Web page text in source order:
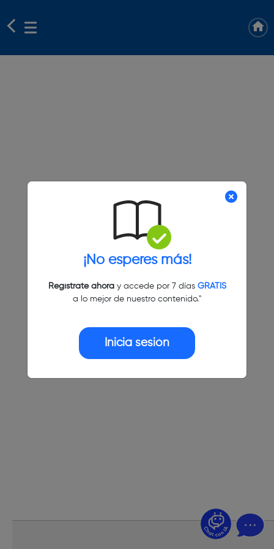
¡No esperes más!
Regístrate ahoray accede por 7 días GRATIS
a lo mejor de nuestro contenido."
Inicia sesión